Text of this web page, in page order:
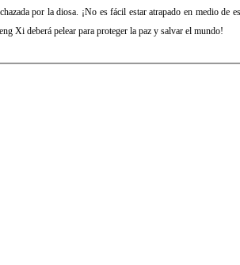
por la diosa. ¡No es fácil estar atrapado en medio de
Xi deberá pelear para proteger la paz y salvar el mundo!